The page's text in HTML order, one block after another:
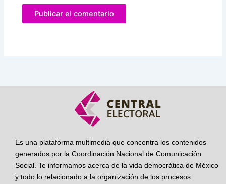
Es una plataforma multimedia que concentra los contenidos
generados por la Coordinación Nacional de Comunicación
Social. Te informamos acerca de la vida democrática de México
y todo lo relacionado a la organización de los procesos